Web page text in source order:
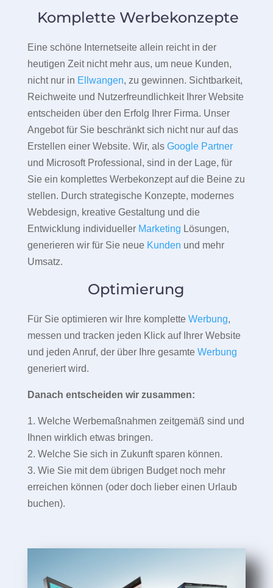
Komplette Werbekonzepte
Eine schöne Internetseite allein reicht in der
heutigen Zeit nicht mehr aus, um neue Kunden,
nicht nur in Ellwangen, zu gewinnen. Sichtbarkeit,
Reichweite und Nutzerfreundlichkeit Ihrer Website
entscheiden über den Erfolg Ihrer Firma. Unser
Angebot für Sie beschränkt sich nicht nur auf das
Erstellen einer Website. Wir, als Google Partner
und Microsoft Professional, sind in der Lage, für
Sie ein komplettes Werbekonzept auf die Beine zu
stellen. Durch strategische Konzepte, modernes
Webdesign, kreative Gestaltung und die
Entwicklung individueller Marketing Lösungen,
generieren wir für Sie neue Kunden und mehr
Umsatz.
Optimierung
Für Sie optimieren wir Ihre komplette Werbung,
messen und tracken jeden Klick auf Ihrer Website
und jeden Anruf, der über Ihre gesamte Werbung
generiert wird.
Danach entscheiden wir zusammen:
1. Welche Werbemaßnahmen zeitgemäß sind und
Ihnen wirklich etwas bringen.
2. Welche Sie sich in Zukunft sparen können.
3. Wie Sie mit dem übrigen Budget noch mehr
erreichen können (oder doch lieber einen Urlaub
buchen).